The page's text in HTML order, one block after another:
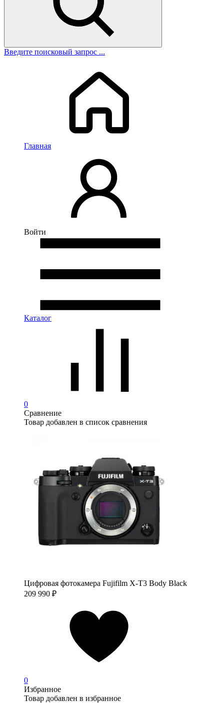
Введите поисковый запрос ...
Главная
Войти
Каталог
0
Сравнение
Товар добавлен в список сравнения
Цифровая фотокамера Fujifilm X-T3 Body Black
209 990 ₽
0
Избранное
Товар добавлен в избранное